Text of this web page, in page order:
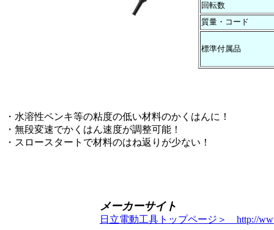
・水溶性ペンキ等の粘度の低い材料のかくはんに！
・無段変速でかくはん速度が調整可能！
・スロースタートで材料のはね返りが少ない！
メーカーサイト
日立電動工具トップページ＞ http://
回転数
質量・コード
標準付属品